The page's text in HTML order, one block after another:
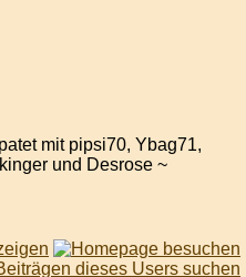
mit pipsi70, Ybag71,
und Desrose ~